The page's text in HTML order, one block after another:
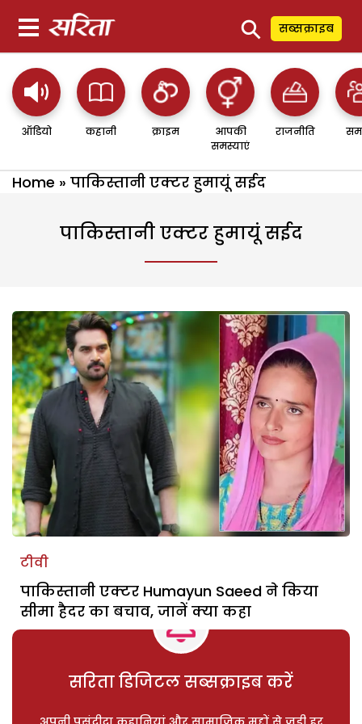
⚲ सब्सक्राइब
ऑडियो कहानी क्राइम
आपकी
समस्याएं
राजनीति
Home » पाकिस्तानी एक्टर हुमायूं सईद
पाकिस्तानी एक्टर हुमायूं सईद
टीवी
पाकिस्तानी एक्टर Humayun Saeed ने किया
सीमा हैदर का बचाव, जानें क्या कहा
सरिता डिजिटल सब्सक्राइब करें